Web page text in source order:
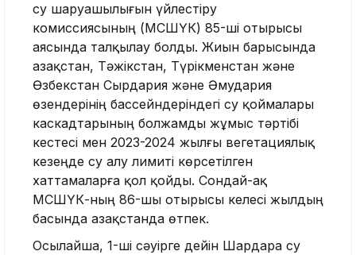
су шаруашылығын үйлестіру
комиссиясының (МСШҮК) 85-ші отырысы
аясында талқылау болды. Жиын барысында
Қазақстан, Тәжікстан, Түрікменстан және
Өзбекстан Сырдария және Әмудария
өзендерінің бассейндеріндегі су қоймалары
каскадтарының болжамды жұмыс тәртібі
кестесі мен 2023-2024 жылғы вегетациялық
кезеңде су алу лимиті көрсетілген
хаттамаларға қол қойды. Сондай-ақ
МСШҮК-ның 86-шы отырысы келесі жылдың
басында Қазақстанда өтпек.
Осылайша, 1-ші сәуірге дейін Шардара су